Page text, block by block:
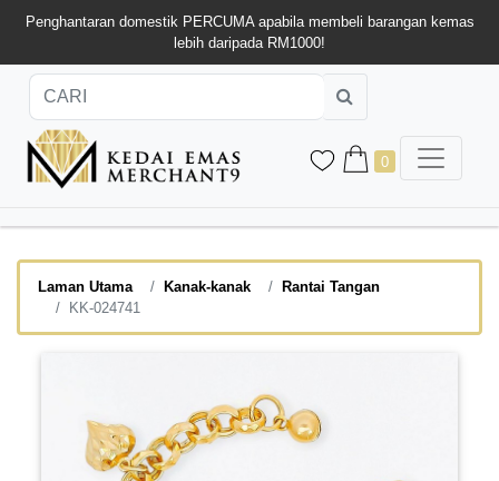
Penghantaran domestik PERCUMA apabila membeli barangan kemas
lebih daripada RM1000!
0
Laman Utama Kanak-kanak
Rantai Tangan
KK-024741